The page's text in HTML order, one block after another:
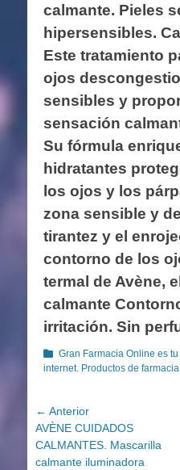
calmante. Pieles
hipersensibles.
Este tratamiento
ojos
sensibles y
sensación
Su fórmula
hidratantes
los ojos y los
zona sensible y
tirantez y el
contorno de los
termal de Avène,
calmante
irritación. Sin
Categorías
Gran Farmacia Online es
internet. Productos de
Navegación
de
entradas
← Anterior
Entrada
anterior:
AVÈNE CUIDADOS
CALMANTES. Mascarilla
calmante iluminadora